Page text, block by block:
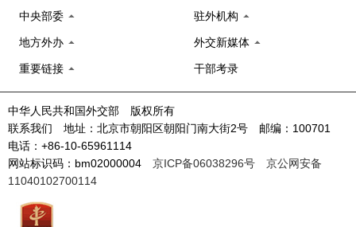
中央部委 驻外机构
地方外办 外交新媒体
重要链接 干部考录
中华人民共和国外交部 版权所有
联系我们 地址：北京市朝阳区朝阳门南大街2号 邮编：100701
电话：+86-10-65961114
网站标识码：bm02000004 京ICP备06038296号
京公网安备
11040102700114